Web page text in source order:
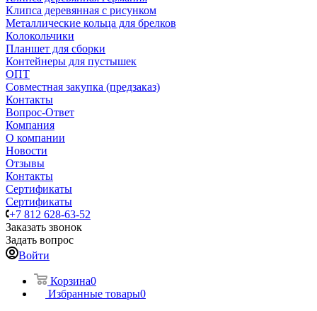
Клипса деревянная с рисунком
Металлические кольца для брелков
Колокольчики
Планшет для сборки
Контейнеры для пустышек
ОПТ
Совместная закупка (предзаказ)
Контакты
Вопрос-Ответ
Компания
О компании
Новости
Отзывы
Контакты
Сертификаты
Сертификаты
+7 812 628-63-52
Заказать звонок
Задать вопрос
Войти
Корзина0
Избранные товары0